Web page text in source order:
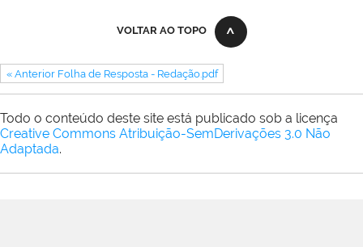
VOLTAR AO TOPO
« Anterior Folha de Resposta - Redação.pdf
Todo o conteúdo deste site está publicado sob a licença
Creative Commons Atribuição-SemDerivações 3.0 Não
Adaptada.